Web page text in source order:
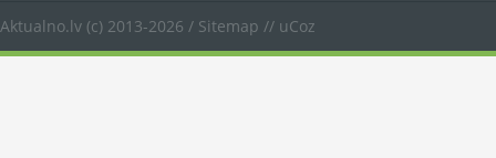
Aktualno.lv (c) 2013-2026 / Sitemap // uCoz